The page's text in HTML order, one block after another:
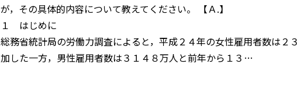
が，その具体的内容について教えてください。 【Ａ.】
１ はじめに
総務省統計局の労働力調査によると，平成２４年の女性雇用者数は２
加した一方，男性雇用者数は３１４８万人と前年から１３…